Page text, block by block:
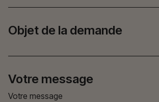
Objet de la demande
Votre message